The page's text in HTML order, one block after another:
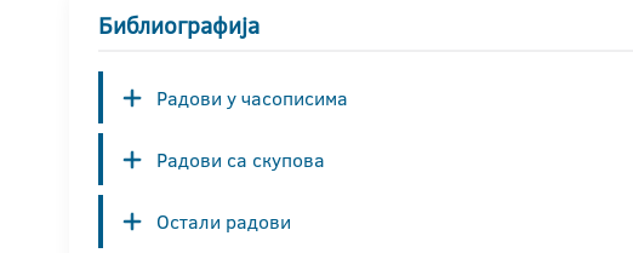
Библиографија
Радови у часописима
Радови са скупова
Остали радови